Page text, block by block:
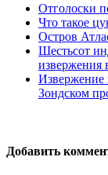
Отголоски
Что такое
Остров
Шестьсот
извержения
Извержение
Зондском
Добавить